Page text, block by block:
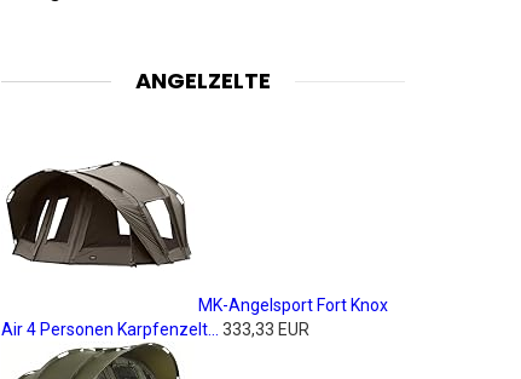
ANGELZELTE
MK-Angelsport Fort Knox
Air 4 Personen Karpfenzelt...
333,33 EUR